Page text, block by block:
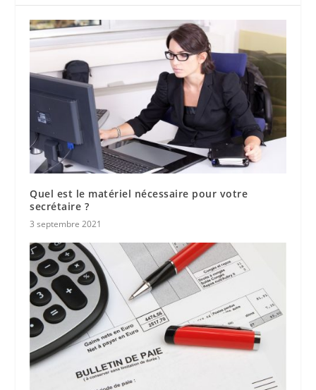
Quel est le matériel nécessaire pour votre
secrétaire ?
3 septembre 2021